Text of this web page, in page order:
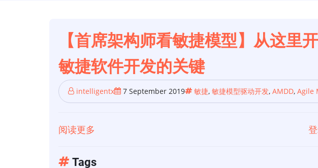
【首席架构师看敏捷模型】从这里
敏捷软件开发的关键
intelligentx 7 September 2019 敏捷, 敏捷模型驱动开发, AMDD, Agile
阅读更多
【首
Tags